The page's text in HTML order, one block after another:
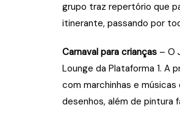
grupo traz repertório que
itinerante, passando por
Carnaval para crianças – O
Lounge da Plataforma 1. A
com marchinhas e músicas
desenhos, além de pintura